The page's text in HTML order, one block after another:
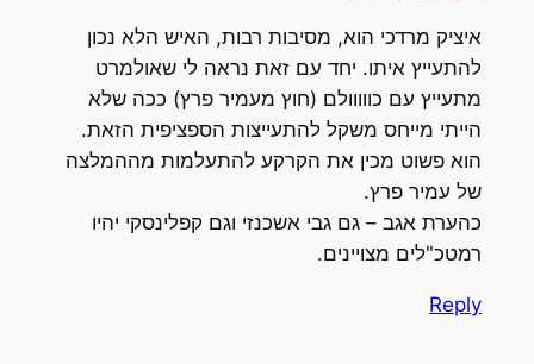
איציק מרדכי הוא, מסיבות רבות, האיש הלא נכון
להתעייץ איתו. יחד עם זאת נראה לי שאולמרט
מתעייץ עם כווווולם (חוץ מעמיר פרץ) ככה שלא
הייתי מייחס משקל להתעייצות הספציפית הזאת.
הוא פשוט מכין את הקרקע להתעלמות מההמלצה
של עמיר פרץ.
כהערת אגב – גם גבי אשכנזי וגם קפלינסקי יהיו
רמטכ"לים מצויינים.
Reply